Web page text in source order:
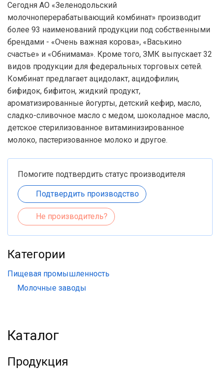
Сегодня АО «Зеленодольский
молочноперерабатывающий комбинат» производит
более 93 наименований продукции под собственными
брендами - «Очень важная корова», «Васькино
счастье» и «Обнимама». Кроме того, ЗМК выпускает 32
видов продукции для федеральных торговых сетей.
Комбинат предлагает ацидолакт, ацидофилин,
бифидок, бифитон, жидкий продукт,
ароматизированные йогурты, детский кефир, масло,
сладко-сливочное масло с медом, шоколадное масло,
детское стерилизованное витаминизированное
молоко, пастеризованное молоко и другое.
Помогите подтвердить статус производителя
Подтвердить производство
Не производитель?
Категории
Пищевая промышленность
Молочные заводы
Каталог
Продукция